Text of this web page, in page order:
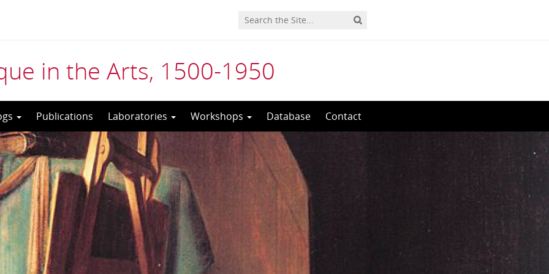
in the Arts, 1500-1950
Publications Laboratories Workshops Database Contact